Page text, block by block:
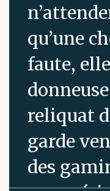
qu’une
faute,
reliquat
garde
des